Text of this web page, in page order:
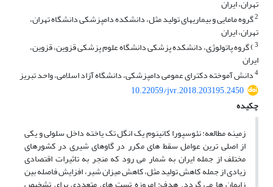
تهران، ایران
2گروه مامایی و بیماریهای تولید مثل، دانشکده دامپزشکی دانشگاه تهران،
تهران، ایران
3 ) گروه پاتولوژی، دانشکده پزشکی دانشگاه علوم پزشکی قزوین، قزوین،
ایران
4دانش آموخته دکترای عمومی دامپزشکی، دانشگاه آزاد اسلامی، واحد تبریز
10.22059/jvr.2018.203195.2450
چکیده
زمینه مطالعه: نئوسپورا کانینوم یک انگل تک یاخته داخل سلولی و یکی
از اصلی ترین عوامل سقط های مکرر در گاوهای شیری در کشورهای
مختلف از جمله ایران به شمار می رود که منجر به تاثیرات اقتصادی
زیادی از جمله کاهش تولید مثل، کاهش میزان شیر، افزایش فاصله بین